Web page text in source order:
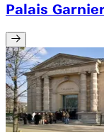
Palais